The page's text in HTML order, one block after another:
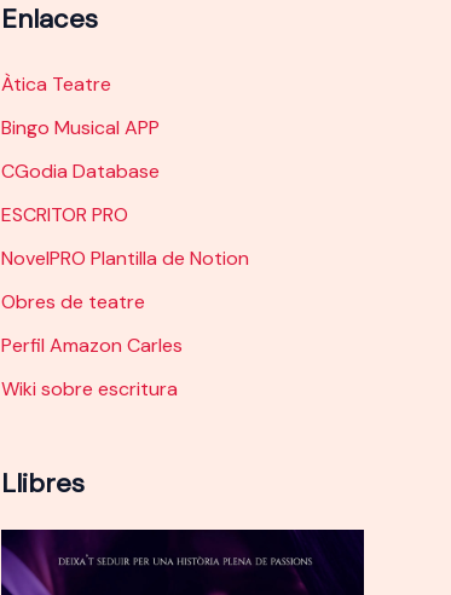
Enlaces
Àtica Teatre
Bingo Musical APP
CGodia Database
ESCRITOR PRO
NovelPRO Plantilla de Notion
Obres de teatre
Perfil Amazon Carles
Wiki sobre escritura
Llibres